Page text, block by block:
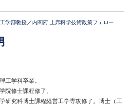
学部教授／内閣府 上席科学技術政策フェロー
工学科卒業。
院修士課程修了。
研究科博士課程経営工学専攻修了。博士（工